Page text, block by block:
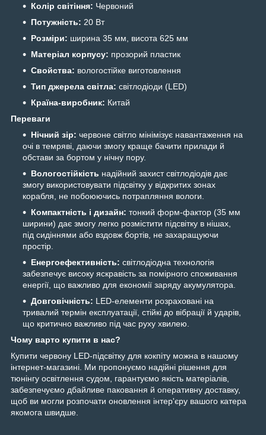
Колір світіння: Червоний
Потужність: 20 Вт
Розміри: ширина 35 мм, висота 625 мм
Матеріал корпусу: прозорий пластик
Свойства: вологостійке виготовлення
Тип джерела світла: світлодіоди (LED)
Країна-виробник: Китай
Переваги
Нічний зір: червоне світло мінімізує навантаження на
очі в темряві, даючи змогу краще бачити прилади й
обстави за бортом у нічну пору.
Вологостійкість надійний захист світлодіодів дає
змогу використовувати підсвітку у відкритих зонах
корабля, не побоюючись потрапляння вологи.
Компактність і дизайн: тонкий форм-фактор (35 мм
ширини) дає змогу легко розмістити підсвітку в нішах,
під сидіннями або вздовж бортів, не захаращуючи
простір.
Енергоефективність: світлодіодна технологія
забезпечує високу яскравість за помірного споживання
енергії, що важливо для економії заряду акумулятора.
Довговічність: LED-елементи розраховані на
тривалий термін експлуатації, стійкі до вібрації й ударів,
що критично важливо під час руху хвилею.
Чому варто купити в нас?
Купити червону LED-підсвітку для кокпіту можна в нашому
інтернет-магазині. Ми пропонуємо надійні рішення для
тюнінгу освітлення судом, гарантуємо якість матеріалів,
забезпечуємо дбайливе паковання й оперативну доставку,
щоб ви могли розпочати оновлення інтер'єру вашого катера
якомога швидше.